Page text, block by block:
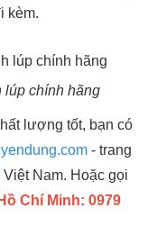
kèm.
lúp chính hãng
lượng tốt, bạn có
- trang
Nam. Hoặc gọi
Chí Minh: 0979